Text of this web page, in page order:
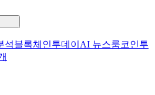
석블록체인투데이 AI 뉴스룸코인투